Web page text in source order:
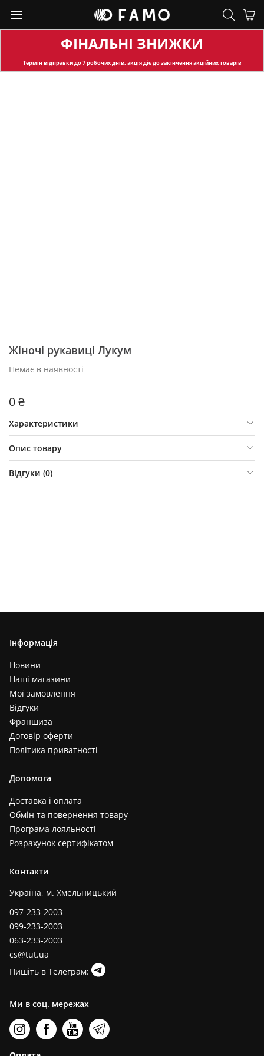
ФІНАЛЬНІ ЗНИЖКИ
Термін відправкидо 7 робочих днів, акція діє до закінчення акційних товарів
Жіночі рукавиці Лукум
Немає в наявності
0 ₴
Характеристики
Опис товару
Відгуки (0)
Інформація
Новини
Наші магазини
Мої замовлення
Відгуки
Франшиза
Договір оферти
Політика приватності
Допомога
Доставка і оплата
Обмін та повернення товару
Програма лояльності
Розрахунок сертифікатом
Контакти
Україна, м. Хмельницький
097-233-2003
099-233-2003
063-233-2003
cs@tut.ua
Пишіть в Телеграм:
Ми в соц. мережах